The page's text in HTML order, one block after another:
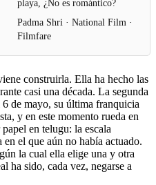
playa, ¿No es romántico?
Padma Shri · National Film ·
Filmfare
construirla. Ella ha hecho las
casi una década. La segunda
6 de mayo, su última franquicia
y en este momento rueda en
en telugu: la escala
el que aún no había actuado.
la cual ella elige una y otra
ha sido, cada vez, negarse a